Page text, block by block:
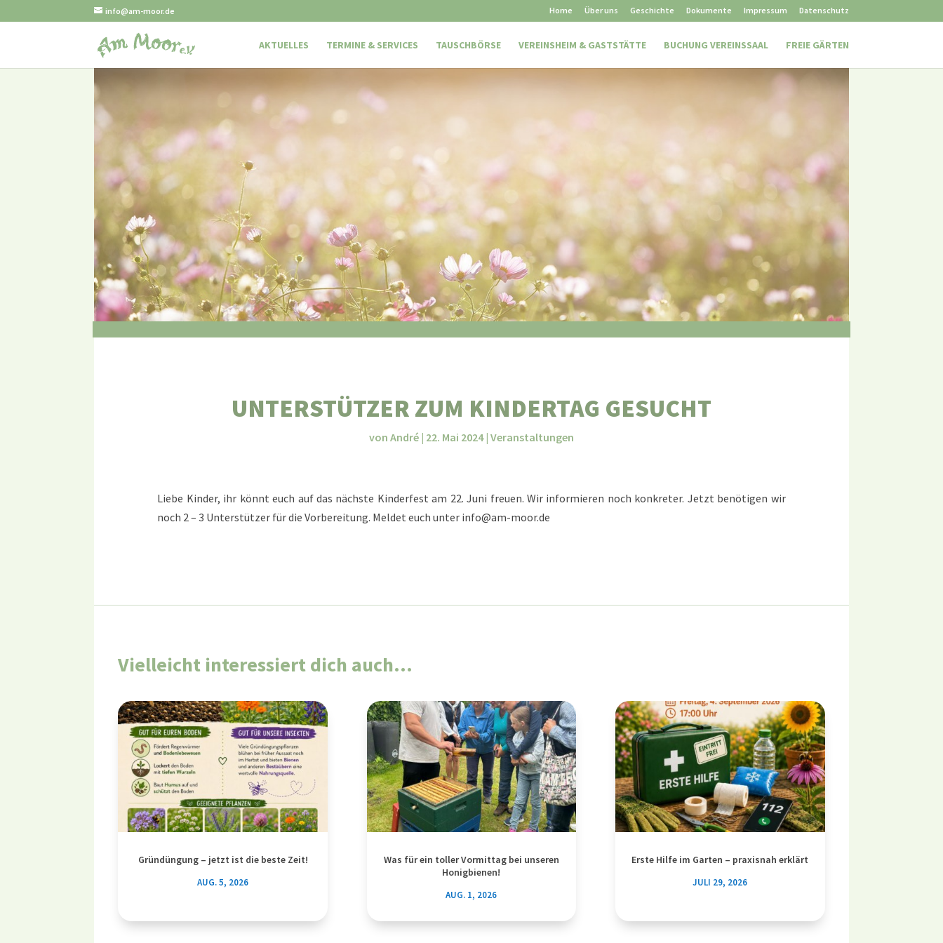
info@am-moor.de Home Über uns Geschichte Dokumente Impressum Datenschutz
AKTUELLES TERMINE & SERVICES TAUSCHBÖRSE VEREINSHEIM & GASTSTÄTTE BUCHUNG VEREINSSAAL FREIE GÄRTEN
UNTERSTÜTZER ZUM KINDERTAG GESUCHT
von André | 22. Mai 2024| Veranstaltungen
Liebe Kinder, ihr könnt euch auf das nächste Kinderfest am 22. Juni freuen. Wir informieren noch konkreter. Jetzt benötigen wir
noch 2 – 3 Unterstützer für die Vorbereitung. Meldet euch unter info@am-moor.de
Vielleicht interessiert dich auch…
Gründüngung – jetzt ist die beste Zeit!
AUG. 5, 2026
Was für ein toller Vormittag bei unseren
Honigbienen!
AUG. 1, 2026
Erste Hilfe im Garten – praxisnah erklärt
JULI 29, 2026